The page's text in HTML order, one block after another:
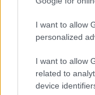
I want to allow
personalized
I want to allow
related to
device
mozaMedical
korszerű,